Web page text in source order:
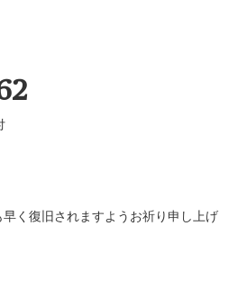
く復旧されますようお祈り申し上げ